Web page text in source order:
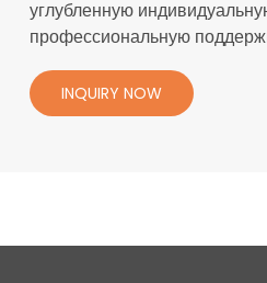
углубленную
профессиональную
INQUIRY NOW